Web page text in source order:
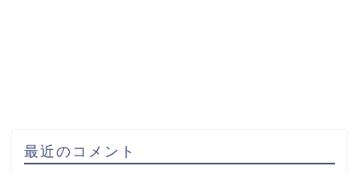
最近のコメント